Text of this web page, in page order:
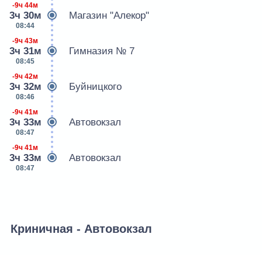
-9ч 44м
3ч 30м
08:44
Магазин "Алекор"
-9ч 43м
3ч 31м
08:45
Гимназия № 7
-9ч 42м
3ч 32м
08:46
Буйницкого
-9ч 41м
3ч 33м
08:47
Автовокзал
-9ч 41м
3ч 33м
08:47
Автовокзал
Криничная - Автовокзал